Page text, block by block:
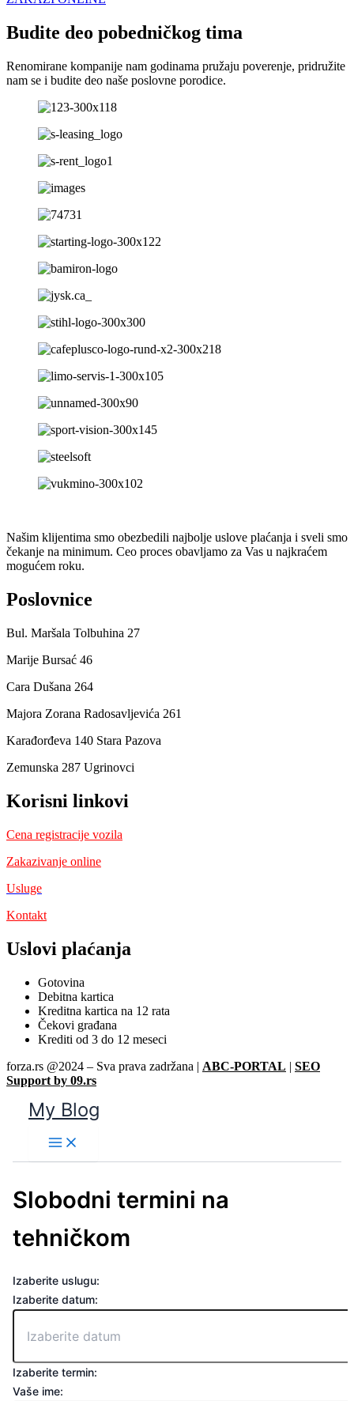
Budite deo pobedničkog tima
Renomirane kompanije nam godinama pružaju poverenje, pridružite
nam se i budite deo naše poslovne porodice.
Našim klijentima smo obezbedili najbolje uslove plaćanja i sveli smo
čekanje na minimum. Ceo proces obavljamo za Vas u najkraćem
mogućem roku.
Poslovnice
Bul. Maršala Tolbuhina 27
Marije Bursać 46
Cara Dušana 264
Majora Zorana Radosavljevića 261
Karađorđeva 140 Stara Pazova
Zemunska 287 Ugrinovci
Korisni linkovi
Cena registracije vozila
Zakazivanje online
Usluge
Kontakt
Uslovi plaćanja
Gotovina
Debitna kartica
Kreditna kartica na 12 rata
Čekovi građana
Krediti od 3 do 12 meseci
forza.rs @2024 – Sva prava zadržana | ABC-PORTAL | SEO
Support by 09.rs